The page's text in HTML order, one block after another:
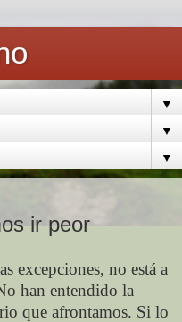
▼
▼
▼
ir peor
excepciones, no está a
han entendido la
que afrontamos. Si lo